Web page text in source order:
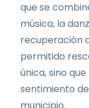
que se
música, la
recuperación
permitido
única, sino
sentimiento